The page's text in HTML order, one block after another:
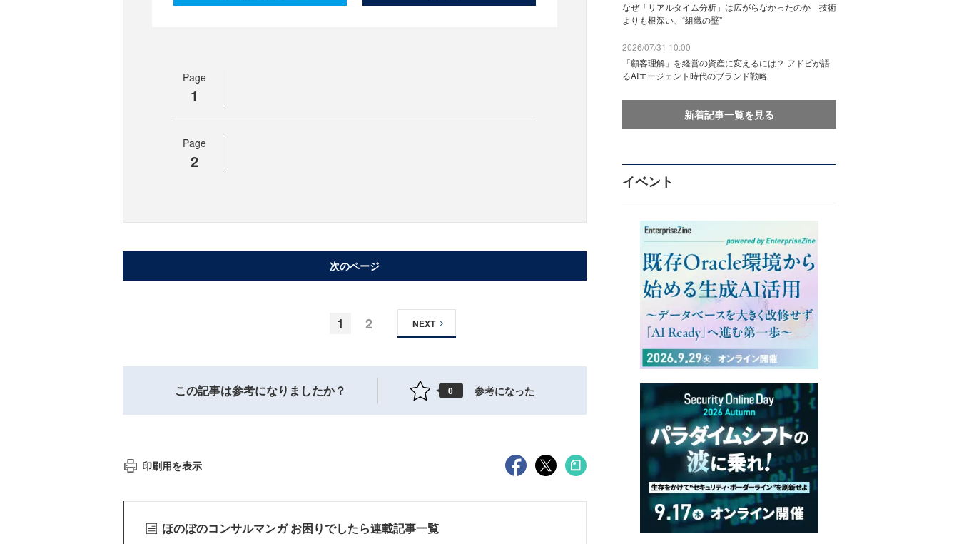
Page
1
Page
2
次のページ
1 2 NEXT
この記事は参考になりましたか？ 0 参考になった
印刷用を表示
ほのぼのコンサルマンガ お困りでしたら連載記事一覧
なぜ「リアルタイム分析」は広がらなかったのか 技術
よりも根深い、“組織の壁”
2026/07/31 10:00
「顧客理解」を経営の資産に変えるには？ アドビが語
るAIエージェント時代のブランド戦略
新着記事一覧を見る
イベント